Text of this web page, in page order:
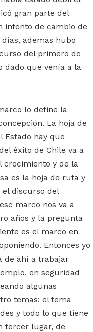
gran parte del
intento de cambio de
además hubo
del primero de
dado que venía a la
lo define la
La hoja de
Estado hay que
éxito de Chile va a
crecimiento y de la
es la hoja de ruta y
el discurso del
marco nos va a
años y la pregunta
es el marco en
Entonces yo
de ahí a trabajar
en seguridad
algunas
temas: el tema
y todo lo que tiene
tercer lugar, de